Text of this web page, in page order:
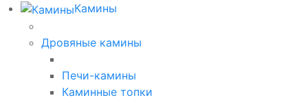
Камины
Дровяные камины
Печи-камины
Каминные топки